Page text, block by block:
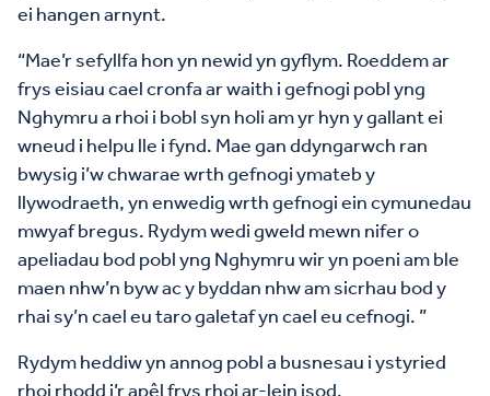
ei hangen arnynt.
“Mae’r sefyllfa hon yn newid yn gyflym. Roeddem ar
frys eisiau cael cronfa ar waith i gefnogi pobl yng
Nghymru a rhoi i bobl syn holi am yr hyn y gallant ei
wneud i helpu lle i fynd. Mae gan ddyngarwch ran
bwysig i’w chwarae wrth gefnogi ymateb y
llywodraeth, yn enwedig wrth gefnogi ein cymunedau
mwyaf bregus. Rydym wedi gweld mewn nifer o
apeliadau bod pobl yng Nghymru wir yn poeni am ble
maen nhw’n byw ac y byddan nhw am sicrhau bod y
rhai sy’n cael eu taro galetaf yn cael eu cefnogi. ”
Rydym heddiw yn annog pobl a busnesau i ystyried
rhoi rhodd i’r apêl frys rhoi ar-lein isod.